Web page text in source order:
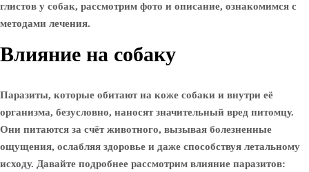
глистов у собак, рассмотрим фото и описание, ознакомимся с
методами лечения.
Влияние на собаку
Паразиты, которые обитают на коже собаки и внутри её
организма, безусловно, наносят значительный вред питомцу.
Они питаются за счёт животного, вызывая болезненные
ощущения, ослабляя здоровье и даже способствуя летальному
исходу. Давайте подробнее рассмотрим влияние паразитов: